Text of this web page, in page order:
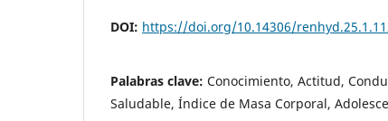
DOI: https://doi.org/10.14306/
Palabras clave: Conocimiento, Actitud,
Saludable, Índice de Masa Corporal,